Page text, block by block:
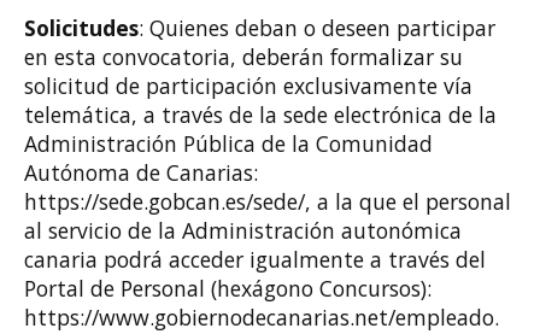
Solicitudes: Quienes deban o deseen participar
en esta convocatoria, deberán formalizar su
solicitud de participación exclusivamente vía
telemática, a través de la sede electrónica de la
Administración Pública de la Comunidad
Autónoma de Canarias:
https://sede.gobcan.es/sede/, a la que el personal
al servicio de la Administración autonómica
canaria podrá acceder igualmente a través del
Portal de Personal (hexágono Concursos):
https://www.gobiernodecanarias.net/empleado.